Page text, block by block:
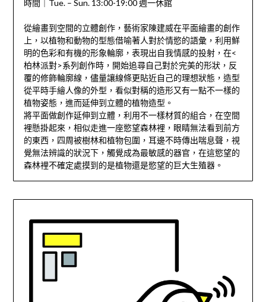
時間｜Tue. – Sun. 13:00-19:00 週一休館
從繪畫到空間的立體創作，藝術家陳建威在平面繪畫的創作
上，以植物和動物的型態借喻著人對於情慾的語彙，利用鮮
明的色彩和有機的形象輪廓，表現出自我情感的投射，在<
柏林派對>系列創作時，開始追尋自己對於完美的形狀，反
覆的修飾輪廓線，儘量讓線條更貼近自己的理想狀態，造型
從平時手繪人像的外型，看似對稱的造形又有一點不一樣的
植物姿態，進而延伸到立體的植物造型。
將平面做創作延伸到立體，利用不一樣材質的組合，在空間
裡懸掛起來，相似走進一座慾望森林裡，眼睛無法看到前方
的東西，四周被樹林和植物包圍，耳邊不時傳出喘息聲，視
覺無法辨識的狀況下，觸覺成為最敏感的器官，在這慾望的
森林裡不確定處摸到的是植物還是慾望的巨大生殖器。